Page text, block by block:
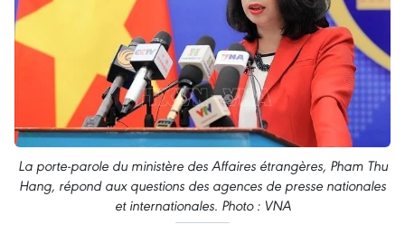
La porte-parole du ministère des Affaires étrangères, Pham Thu
Hang, répond aux questions des agences de presse nationales
et internationales. Photo : VNA